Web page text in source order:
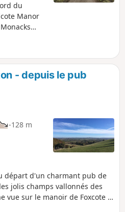
du
Manor
à
Manor.
- depuis le pub
-128 m
départ d'un charmant pub de
vue sur le manoir de Foxcote et